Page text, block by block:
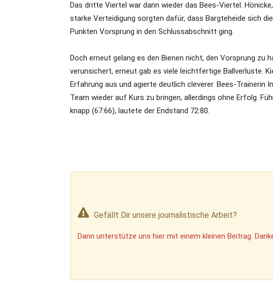
Das dritte Viertel war dann wieder das Bees-Viertel.
starke Verteidigung sorgten dafür, dass Bargteheide sich
Punkten Vorsprung in den Schlussabschnitt ging.
Doch erneut gelang es den Bienen nicht, den Vorsprung zu
verunsichert, erneut gab es viele leichtfertige Ballverluste.
Erfahrung aus und agierte deutlich cleverer. Bees-
Team wieder auf Kurs zu bringen, allerdings ohne Erfolg.
knapp (67:66), lautete der Endstand 72:80.
Gefällt Dir unsere journalistische Arbeit?
Dann unterstütze uns hier mit einem kleinen Beitrag.